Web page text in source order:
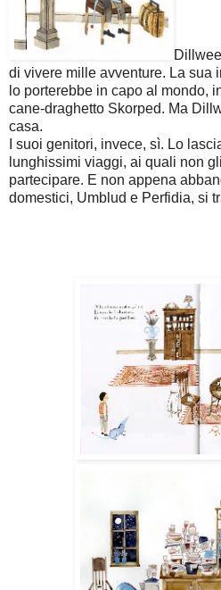
di vivere mille avventure. La sua
lo porterebbe in capo al mondo,
cane-draghetto Skorped. Ma
casa.
I suoi genitori, invece, sì. Lo
lunghissimi viaggi, ai quali non
partecipare. E non appena
domestici, Umblud e Perfidia, si